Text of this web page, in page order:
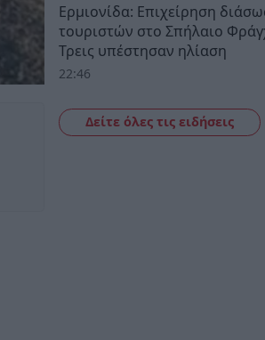
Ερμιονίδα: Επιχείρηση
τουριστών στο Σπήλαιο
Τρεις υπέστησαν ηλίαση
22:46
Δείτε όλες τις ειδήσεις